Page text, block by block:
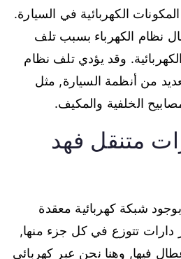
الكهربائية في السيارة.
نظام الكهرباء بسبب تلف
وقد يؤدي تلف نظام
من أنظمة السيارة, مثل
الخلفية والمكيف.
متنقل فهد
شبكة كهربائية معقدة
دارات تتوزع في كل جزء منها,
فيها, وهنا نحن عبر كهربائي